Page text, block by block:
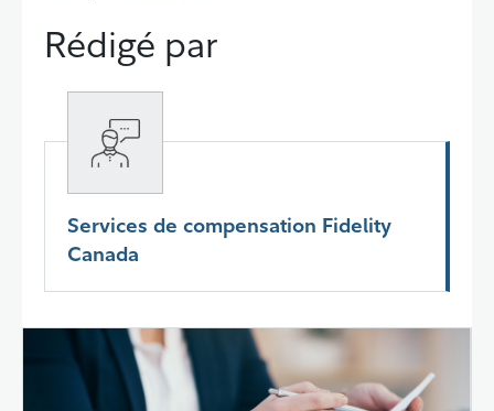
Rédigé par
Services de compensation Fidelity
Canada